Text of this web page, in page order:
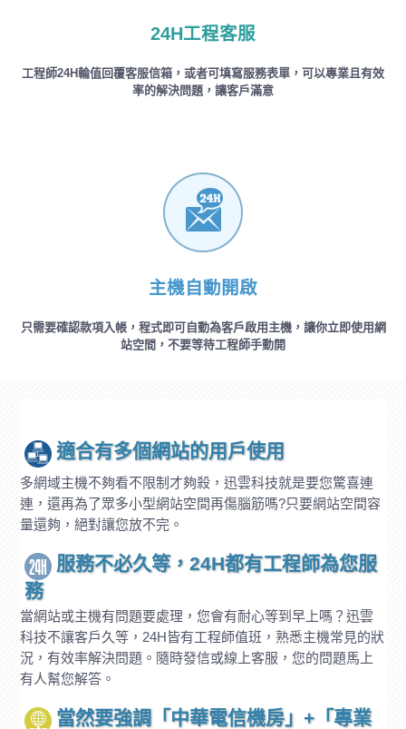
24H工程客服
工程師24H輪值回覆客服信箱，或者可填寫服務表單，可以專業且有效
率的解決問題，讓客戶滿意
主機自動開啟
只需要確認款項入帳，程式即可自動為客戶啟用主機，讓你立即使用網
站空間，不要等待工程師手動開
適合有多個網站的用戶使用
多網域主機不夠看不限制才夠殺，迅雲科技就是要您驚喜連
連，還再為了眾多小型網站空間再傷腦筋嗎?只要網站空間容
量還夠，絕對讓您放不完。
服務不必久等，24H都有工程師為您服
務
當網站或主機有問題要處理，您會有耐心等到早上嗎？迅雲
科技不讓客戶久等，24H皆有工程師值班，熟悉主機常見的狀
況，有效率解決問題。隨時發信或線上客服，您的問題馬上
有人幫您解答。
當然要強調「中華電信機房」+「專業